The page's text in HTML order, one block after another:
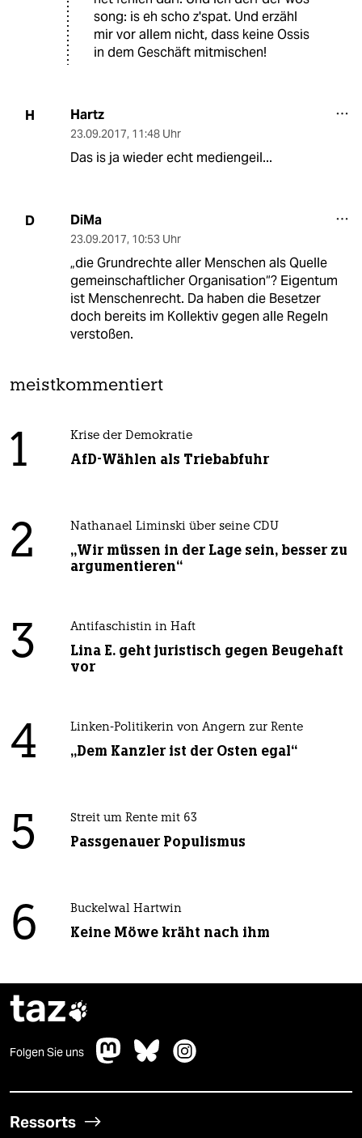
song: is eh scho z'spat. Und erzähl
mir vor allem nicht, dass keine Ossis
in dem Geschäft mitmischen!
H Hartz
23.09.2017, 11:48 Uhr
Das is ja wieder echt mediengeil...
D DiMa
23.09.2017, 10:53 Uhr
„die Grundrechte aller Menschen als Quelle
gemeinschaftlicher Organisation“? Eigentum
ist Menschenrecht. Da haben die Besetzer
doch bereits im Kollektiv gegen alle Regeln
verstoßen.
meistkommentiert
1 Krise der Demokratie
AfD-Wählen als Triebabfuhr
2 Nathanael Liminski über seine CDU
„Wir müssen in der Lage sein, besser zu
argumentieren“
3 Antifaschistin in Haft
Lina E. geht juristisch gegen Beugehaft
vor
4 Linken-Politikerin von Angern zur Rente
„Dem Kanzler ist der Osten egal“
5 Streit um Rente mit 63
Passgenauer Populismus
6 Buckelwal Hartwin
Keine Möwe kräht nach ihm
taz
Folgen Sie uns
Ressorts